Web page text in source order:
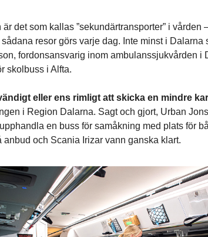
är det som kallas ”sekundärtransporter” i
sådana resor görs varje dag. Inte minst i
fordonsansvarig inom ambulanssjukvården
skolbuss i Alfta.
eller ens rimligt att skicka en mindre
i Region Dalarna. Sagt och gjort, Urban
en buss för samåkning med plats för
och Scania Irizar vann ganska klart.